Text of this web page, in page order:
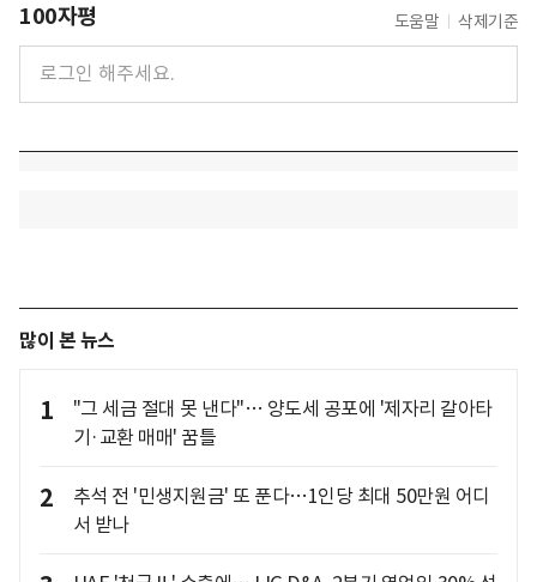
100자평 도움말 삭제기준
많이 본 뉴스
1
"그 세금 절대 못 낸다"… 양도세 공포에 '제자리 갈아타
기·교환 매매' 꿈틀
2
추석 전 '민생지원금' 또 푼다…1인당 최대 50만원 어디
서 받나